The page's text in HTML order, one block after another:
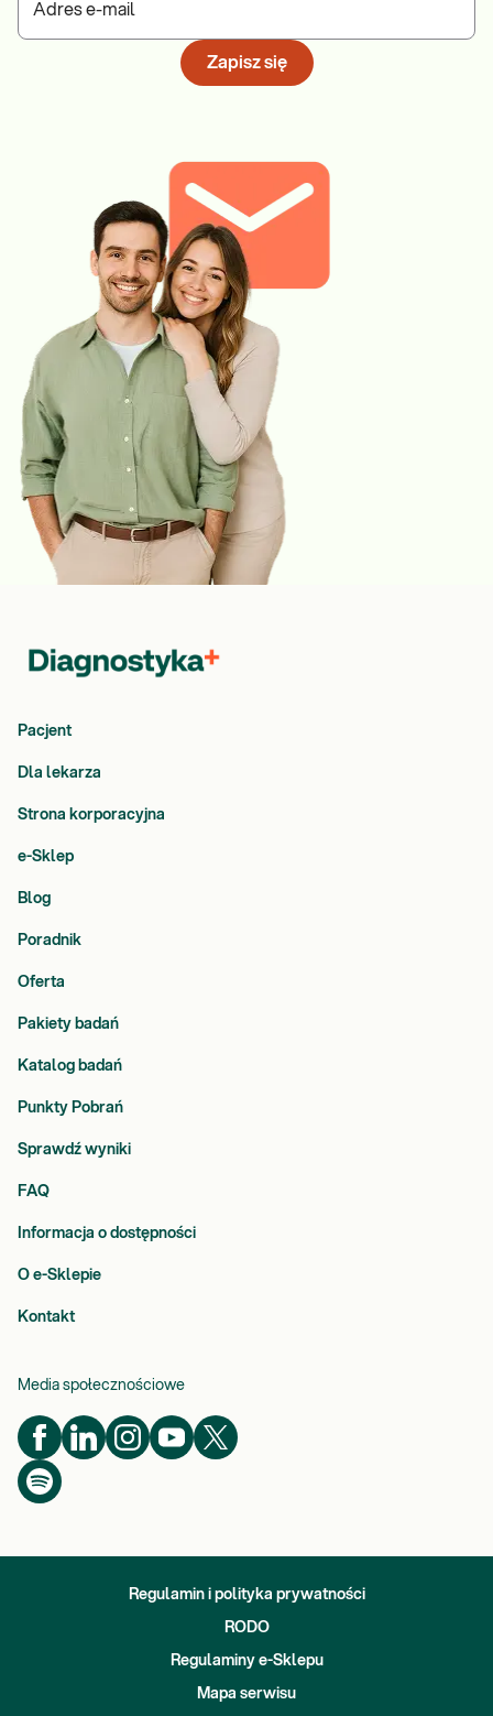
Adres e-mail
Zapisz się
Pacjent
Dla lekarza
Strona korporacyjna
e-Sklep
Blog
Poradnik
Oferta
Pakiety badań
Katalog badań
Punkty Pobrań
Sprawdź wyniki
FAQ
Informacja o dostępności
O e-Sklepie
Kontakt
Media społecznościowe
Regulamin i polityka prywatności
RODO
Regulaminy e-Sklepu
Mapa serwisu